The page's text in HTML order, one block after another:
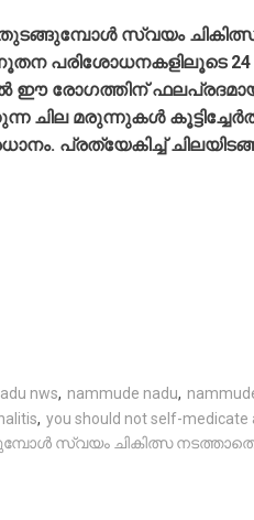
സ്വയം
പരിശോധനകളിലൂടെ 24
ഈ രോഗത്തിന്
മരുന്നുകൾ
പ്രത്യേകിച്ച്‌
nws, nammude nadu,
, you should not self-medicate
സ്വയം ചികിത്സ